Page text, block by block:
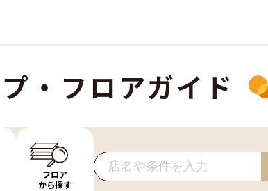
・フロアガイド
フロア
から探す